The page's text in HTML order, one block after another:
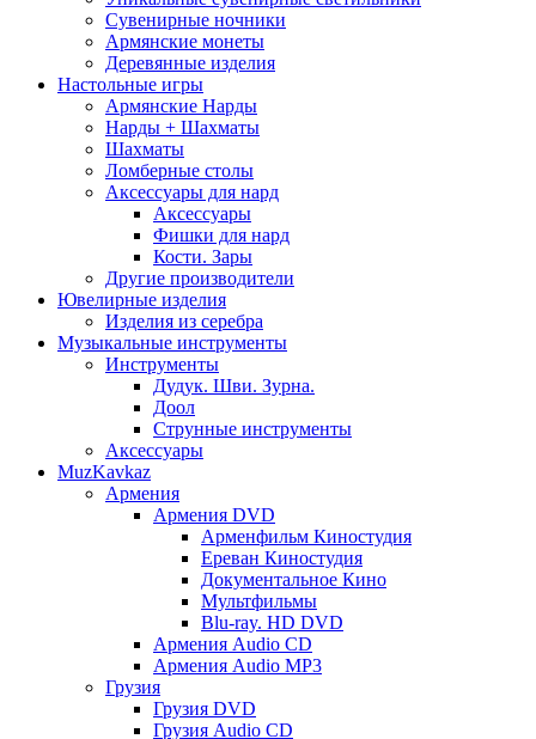
Сувенирные ночники
Армянские монеты
Деревянные изделия
Настольные игры
Армянские Нарды
Нарды + Шахматы
Шахматы
Ломберные столы
Аксессуары для нард
Аксессуары
Фишки для нард
Кости. Зары
Другие производители
Ювелирные изделия
Изделия из серебра
Музыкальные инструменты
Инструменты
Дудук. Шви. Зурна.
Доол
Струнные инструменты
Аксессуары
MuzKavkaz
Армения
Армения DVD
Арменфильм Киностудия
Ереван Киностудия
Документальное Кино
Мультфильмы
Blu-ray. HD DVD
Армения Audio CD
Армения Audio MP3
Грузия
Грузия DVD
Грузия Audio CD